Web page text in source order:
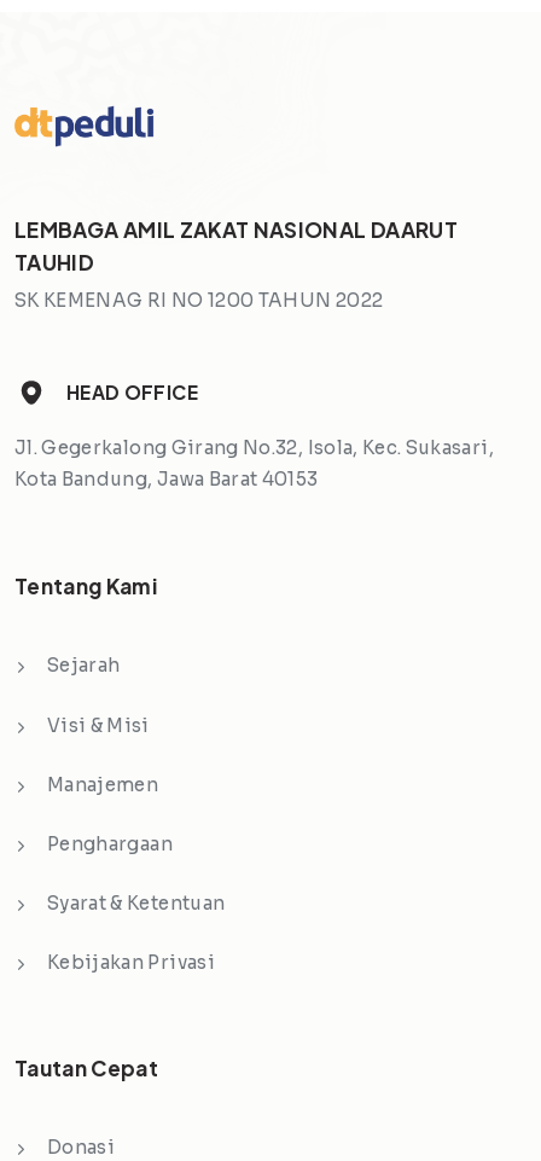
LEMBAGA AMIL ZAKAT NASIONAL DAARUT
TAUHID
SK KEMENAG RI NO 1200 TAHUN 2022
HEAD OFFICE
Jl. Gegerkalong Girang No.32, Isola, Kec. Sukasari,
Kota Bandung, Jawa Barat 40153
Tentang Kami
Sejarah
Visi & Misi
Manajemen
Penghargaan
Syarat & Ketentuan
Kebijakan Privasi
Tautan Cepat
Donasi